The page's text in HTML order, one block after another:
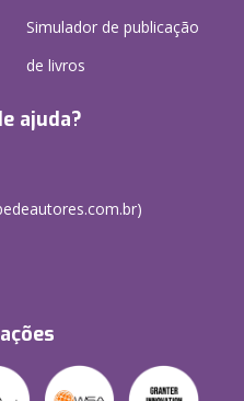
Simulador de publicação
de livros
ajuda?